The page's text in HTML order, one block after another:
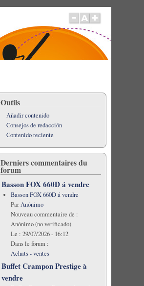
Outils
Añadir contenido
Consejos de redacción
Contenido reciente
Derniers commentaires du
forum
Basson FOX 660D á vendre
Basson FOX 660D á vendre
ParAnónimo
Nouveau commentaire de :
Anónimo (no verificado)
Le : 29/07/2026 - 16:12
Dans le forum :
Achats - ventes
Buffet Crampon Prestige à
vendre